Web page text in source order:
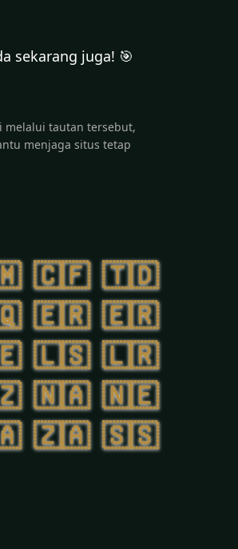
sekarang juga! 🎯
melalui tautan tersebut,
menjaga situs tetap
🇨🇫 🇹🇩
🇪🇷 🇪🇷
🇱🇸 🇱🇷
🇳🇦 🇳🇪
🇿🇦 🇸🇸